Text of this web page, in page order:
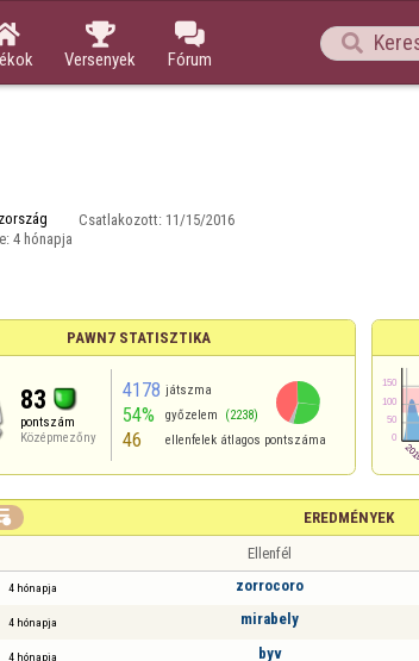

Versenyek

Fórum

Csatlakozott: 11/15/2016
4 hónapja
PAWN7 STATISZTIKA
83
pontszám
Középmezőny
4178 játszma
54% győzelem (2238)
46 ellenfelek átlagos pontszáma
EREDMÉNYEK
Ellenfél
4 hónapja zorrocoro
4 hónapja mirabely
4 hónapja byv